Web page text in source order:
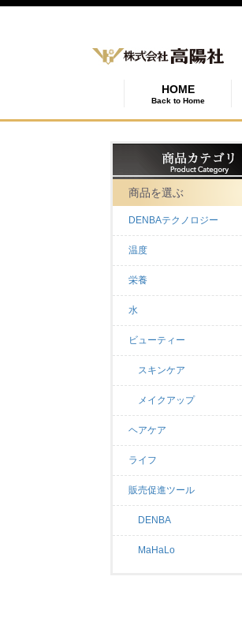
HOME
Back to Home
商品を選ぶ
DENBAテクノロジー
温度
栄養
水
ビューティー
スキンケア
メイクアップ
ヘアケア
ライフ
販売促進ツール
DENBA
MaHaLo